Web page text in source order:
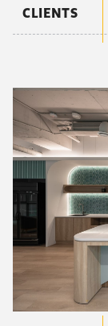
CLIENTS